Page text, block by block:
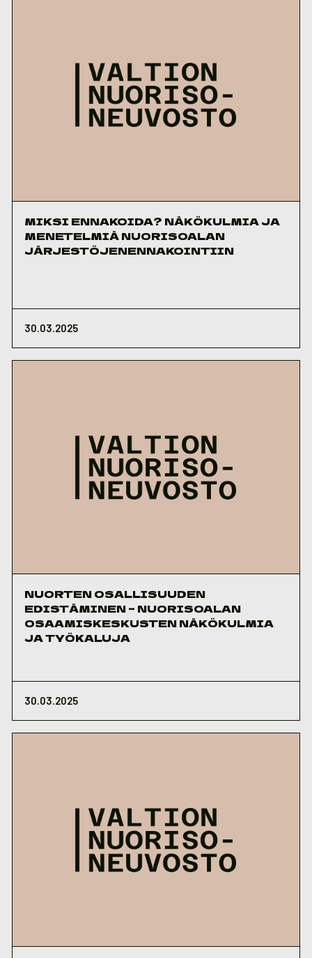
MIKSI ENNAKOIDA? NÄKÖKULMIA JA
MENETELMIÄ NUORISOALAN
JÄRJESTÖJENENNAKOINTIIN
30.03.2025
NUORTEN OSALLISUUDEN
EDISTÄMINEN – NUORISOALAN
OSAAMISKESKUSTEN NÄKÖKULMIA
JA TYÖKALUJA
30.03.2025